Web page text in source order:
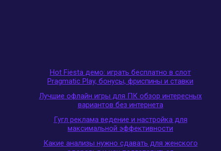
Hot Fiesta демо: играть бесплатно в слот
Pragmatic Play, бонусы, фриспины и ставки
Лучшие офлайн игры для ПК обзор интересных
вариантов без интернета
Гугл реклама ведение и настройка для
максимальной эффективности
Какие анализы нужно сдавать для женского